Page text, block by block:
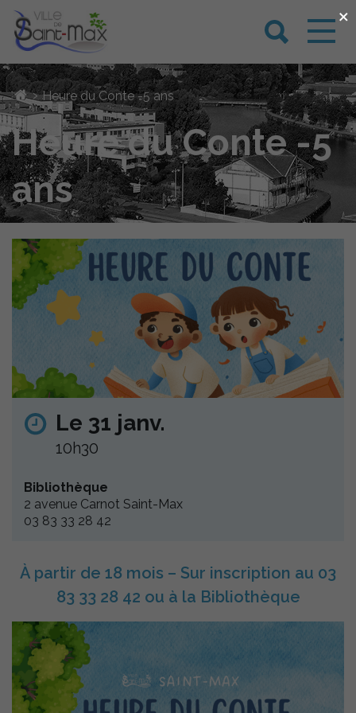
› Heure du Conte -5 ans
Heure du Conte -5
ans
Le 31 janv.
10h30
Bibliothèque
2 avenue Carnot Saint-Max
03 83 33 28 42
À partir de 18 mois – Sur inscription au 03
83 33 28 42 ou à la Bibliothèque
×